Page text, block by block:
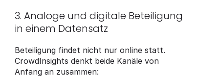
3. Analoge und digitale Beteiligung
in einem Datensatz
Beteiligung findet nicht nur online statt.
CrowdInsights denkt beide Kanäle von
Anfang an zusammen: